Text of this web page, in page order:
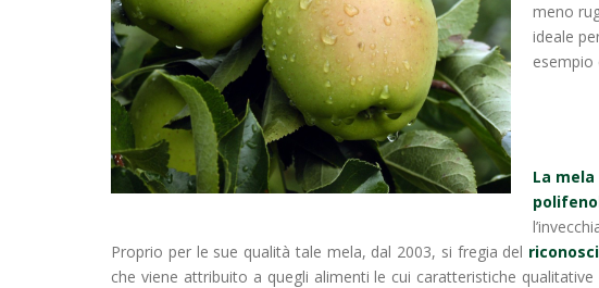
meno
ideale
esempio
La
Proprio per le sue qualità tale mela, dal 2003, si fregia del
che viene attribuito a quegli alimenti le cui caratteristiche